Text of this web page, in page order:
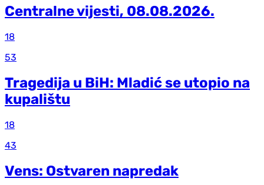
Centralne vijesti, 08.08.2026.
18
53
Tragedija u BiH: Mladić se utopio na
kupalištu
18
43
Vens: Ostvaren napredak